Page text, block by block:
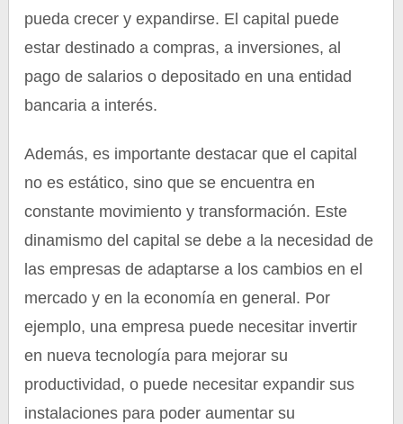
pueda crecer y expandirse. El capital puede
estar destinado a compras, a inversiones, al
pago de salarios o depositado en una entidad
bancaria a interés.
Además, es importante destacar que el capital
no es estático, sino que se encuentra en
constante movimiento y transformación. Este
dinamismo del capital se debe a la necesidad de
las empresas de adaptarse a los cambios en el
mercado y en la economía en general. Por
ejemplo, una empresa puede necesitar invertir
en nueva tecnología para mejorar su
productividad, o puede necesitar expandir sus
instalaciones para poder aumentar su